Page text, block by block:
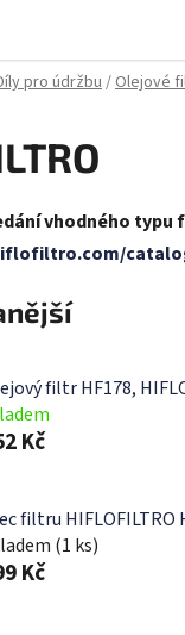
pro údržbu/Olejové
vhodného
filtr HF178,
Kč
filtru HIFLOFILTRO
(1 ks)
Kč